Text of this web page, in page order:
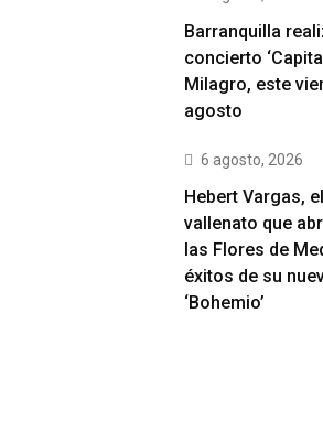
Barranquilla
concierto
Milagro, este
agosto
6 agosto, 2026
Hebert Vargas,
vallenato que
las Flores de
éxitos de su
‘Bohemio’